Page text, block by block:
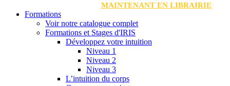
MAINTENANT EN LIBRAIRIE
Formations
Voir notre catalogue complet
Formations et Stages d'IRIS
Développez votre intuition
Niveau 1
Niveau 2
Niveau 3
L’intuition du corps